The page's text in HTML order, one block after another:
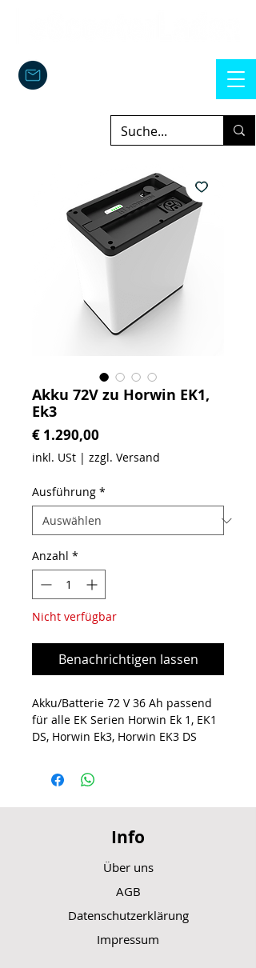
Akku 72V zu Horwin EK1,
Ek3
€ 1.290,00
inkl. USt | zzgl. Versand
Ausführung *
Anzahl *
Nicht verfügbar
Benachrichtigen lassen
Akku/Batterie 72 V 36 Ah passend
für alle EK Serien Horwin Ek 1, EK1
DS, Horwin Ek3, Horwin EK3 DS
Info
Über uns
AGB
Datenschutzerklärung
Impressum